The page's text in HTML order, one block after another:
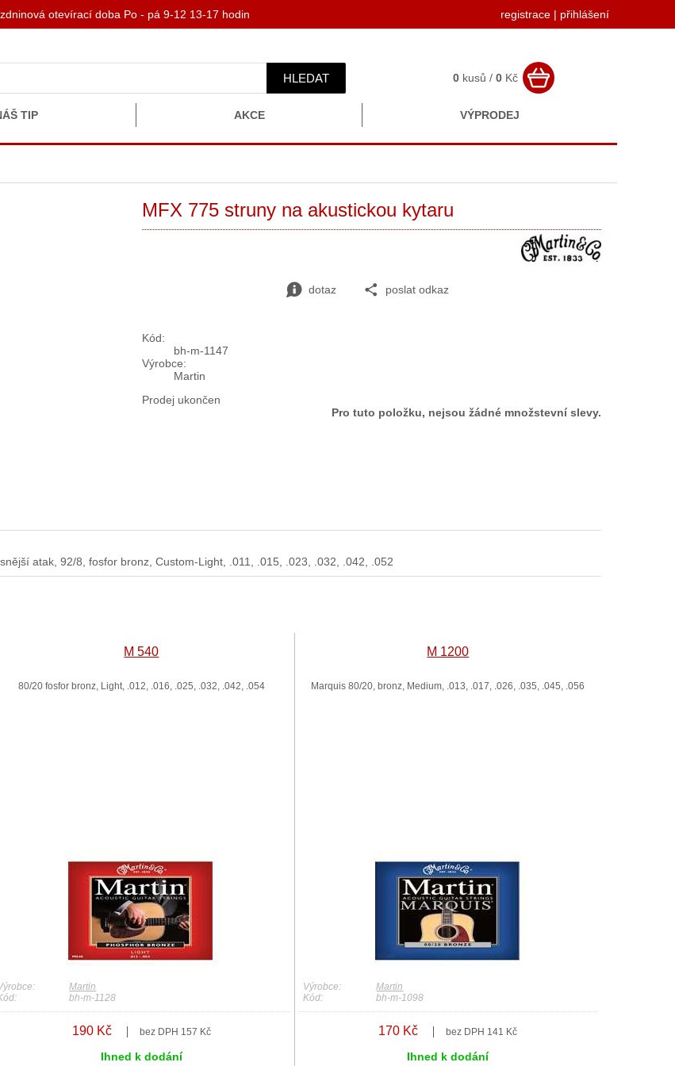
MFX 775 struny na akustickou kytaru
dotaz poslat odkaz
Kód:
bh-m-1147
Výrobce:
Martin
Prodej ukončen
Pro tuto položku, nejsou žádné množstevní slevy.
atak, 92/8, fosfor bronz, Custom-Light, .011, .015, .023, .032, .042, .052
M 540
80/20 fosfor bronz, Light, .012, .016, .025, .032, .042, .054
Martin
bh-m-1128
190 Kč bez DPH 157 Kč
Ihned k dodání
M 1200
Marquis 80/20, bronz, Medium, .013, .017, .026, .035, .045, .056
Výrobce:
Martin
Kód:
bh-m-1098
170 Kč bez DPH 141 Kč
Ihned k dodání
TIP AKCE VÝPRODEJ
otevírací doba Po - pá 9-12 13-17 hodin registrace | přihlášení
HLEDAT 0kusů / 0Kč